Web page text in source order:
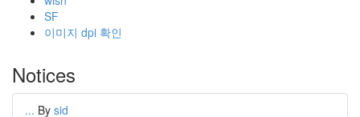
SF
이미지 dpi 확인
Notices
... By sid